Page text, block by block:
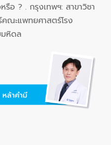
รือ ? . กรุงเทพฯ: สาขาวิชา
คณะแพทยศาสตร์โรง
มหิดล